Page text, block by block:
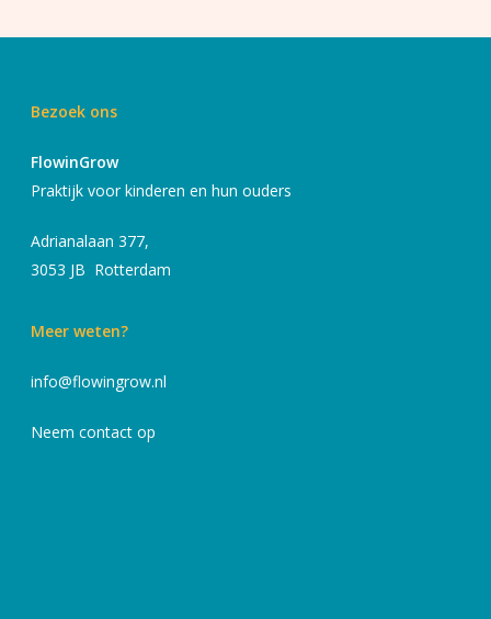
Bezoek ons
FlowinGrow
Praktijk voor kinderen en hun ouders
Adrianalaan 377,
3053 JB Rotterdam
Meer weten?
info@flowingrow.nl
Neem contact op